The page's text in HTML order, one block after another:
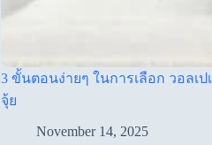
3 ขั้นตอนง่ายๆ ในการเลือก วอลเ
จุ้ย
November 14, 2025